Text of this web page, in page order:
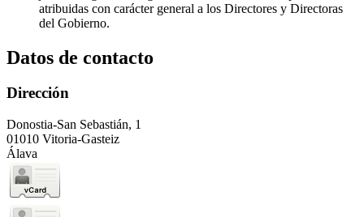
atribuidas con carácter general a los Directores y Directoras
del Gobierno.
Datos de contacto
Dirección
Donostia-San Sebastián, 1
01010 Vitoria-Gasteiz
Álava